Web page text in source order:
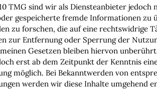
TMG sind wir als Diensteanbieter
gespeicherte fremde Informationen zu
zu forschen, die auf eine rechtswidrige
zur Entfernung oder Sperrung der
Gesetzen bleiben hiervon
erst ab dem Zeitpunkt der Kenntnis
möglich. Bei Bekanntwerden von
werden wir diese Inhalte umgehend